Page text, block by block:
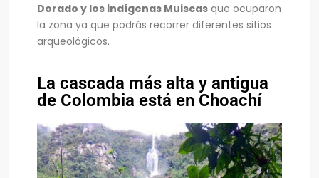
Dorado y los indígenas Muiscas que ocuparon
la zona ya que podrás recorrer diferentes sitios
arqueológicos.
La cascada más alta y antigua
de Colombia está en Choachí